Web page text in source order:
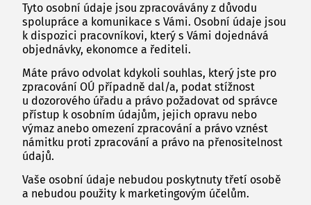
Tyto osobní údaje jsou zpracovávány z důvodu
spolupráce a komunikace s Vámi. Osobní údaje jsou
k dispozici pracovníkovi, který s Vámi dojednává
objednávky, ekonomce a řediteli.
Máte právo odvolat kdykoli souhlas, který jste pro
zpracování OÚ případně dal/a, podat stížnost
u dozorového úřadu a právo požadovat od správce
přístup k osobním údajům, jejich opravu nebo
výmaz anebo omezení zpracování a právo vznést
námitku proti zpracování a právo na přenositelnost
údajů.
Vaše osobní údaje nebudou poskytnuty třetí osobě
a nebudou použity k marketingovým účelům.